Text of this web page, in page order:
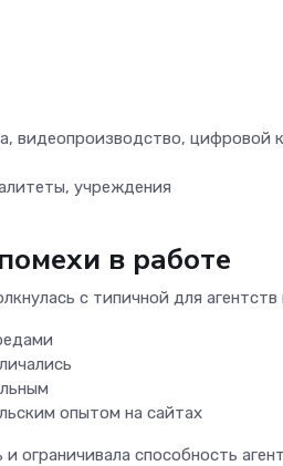
видеопроизводство, цифровой
учреждения
в работе
с типичной для
опытом на сайтах
ограничивала способность